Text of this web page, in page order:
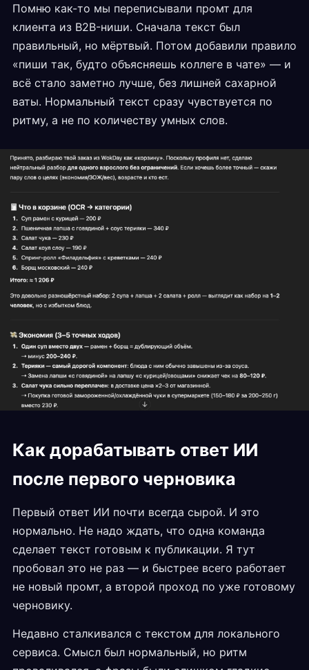
Помню как-то мы переписывали промт для
клиента из B2B-ниши. Сначала текст был
правильный, но мёртвый. Потом добавили правило
«пиши так, будто объясняешь коллеге в чате» — и
всё стало заметно лучше, без лишней сахарной
ваты. Нормальный текст сразу чувствуется по
ритму, а не по количеству умных слов.
Как дорабатывать ответ ИИ
после первого черновика
Первый ответ ИИ почти всегда сырой. И это
нормально. Не надо ждать, что одна команда
сделает текст готовым к публикации. Я тут
пробовал это не раз — и быстрее всего работает
не новый промт, а второй проход по уже готовому
черновику.
Недавно сталкивался с текстом для локального
сервиса. Смысл был нормальный, но ритм